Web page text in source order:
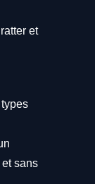
et
sans